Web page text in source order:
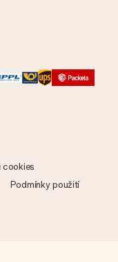
cookies
Podmínky použití